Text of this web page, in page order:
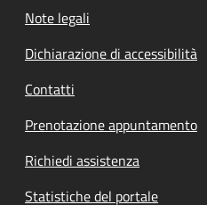
Note legali
Dichiarazione di accessibilità
Contatti
Prenotazione appuntamento
Richiedi assistenza
Statistiche del portale